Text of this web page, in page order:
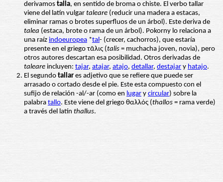
derivamos talla, en sentido de broma o chiste. El verbo tallar
viene del latín vulgar taleare (reducir una madera a estacas,
eliminar ramas o brotes superfluos de un árbol). Este deriva de
talea (estaca, brote o rama de un árbol). Pokorny lo relaciona a
una raíz indoeuropea *tal- (crecer, cachorros), que estaría
presente en el griego τᾶλις (talis = muchacha joven, novia), pero
otros autores descartan esa posibilidad. Otros derivadas de
taleare incluyen: tajar, atajar, atajo, detallar, destajar y hatajo.
El segundo tallar es adjetivo que se refiere que puede ser
arrasado o cortado desde el pie. Este esta compuesto con el
sufijo de relación -al/-ar (como en lugar y circular) sobre la
palabra tallo. Este viene del griego θαλλός (thallos = rama verde)
a través del latín thallus.